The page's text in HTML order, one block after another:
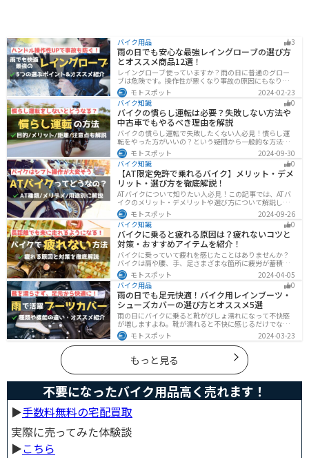
バイク用品 3
雨の日でも安心な最強レイングローブの選び方
とオススメ商品12選！
レイングローブ使っていますか？雨の日に普通のグロー
ブは危険です。操作性が悪くなり事故の原因にもなりま
す。安全と快適に運転するためにもしっかりとしたレイ
ングローブを準備しておきましょう。この記事ではレイ
ングローブの選び方とオススメを紹介します。
モトスポット
2024-02-23
バイク知識
0
バイクの慣らし運転は必要？失敗しない方法や
中古車でもやるべき理由を解説
バイクの慣らし運転で失敗したくない人必見！慣らし運
転をやった方がいいの？という疑問から一般的な方法、
メーカ推奨の方法まで具体的に解説します。注意点や中
古車でもやった方がいいのか慣らし運転後にやるべきこ
ともまとめたので、これからバイクを買おうとしている
人は参考にしてください。
モトスポット
2024-09-30
バイク知識
0
【AT限定免許で乗れるバイク】メリット・デメ
リット・選び方を徹底解説！
ATバイクについて知りたい人必見！この記事では、ATバ
イクのメリット・デメリットや選び方について解説しま
す。 実はAT限定免許で乗れるバイクの種類は多数ありま
す。記事を参考に、自分に合ったATバイクを選びましょ
う。
モトスポット
2024-09-26
バイク知識
0
バイクに乗ると疲れる原因は？疲れないコツと
対策・おすすめアイテムを紹介！
バイクに乗っていて疲れを感じたことはありませんか？
バイクは肩や腰、手、足さまざまな箇所に疲労が蓄積し
やすい乗り物です。できるなら楽に乗りたいですよね。
原因を知り対策を重ねておけば今よりもっと快適に走行
することができます。
モトスポット
2024-04-05
バイク用品
0
雨の日でも足元快適！バイク用レインブーツ・
シューズカバーの選び方とオススメ5選
雨の日にバイクに乗ると靴がびしょ濡れになって不快感
が増しますよね。靴が濡れると不快に感じるだけでなく
操作性にも影響が出るので事故の原因にもなります。ブ
ーツカバーを使うことで靴を雨や汚れから防ぐことがで
きます。防風効果もあるので寒さ対策にもなります。
モトスポット 2024-03-23
もっと見る
不要になったバイク用品高く売れます！
▶︎手数料無料の宅配買取
実際に売ってみた体験談
▶︎こちら